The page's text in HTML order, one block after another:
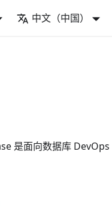
中文（中国）
是面向数据库 DevOps